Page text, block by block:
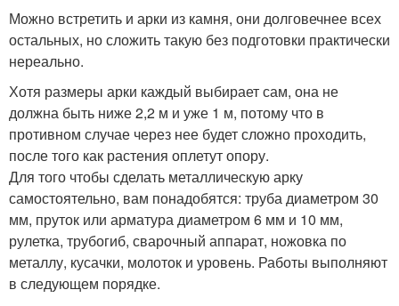
Можно встретить и арки из камня, они долговечнее всех
остальных, но сложить такую без подготовки практически
нереально.
Хотя размеры арки каждый выбирает сам, она не
должна быть ниже 2,2 м и уже 1 м, потому что в
противном случае через нее будет сложно проходить,
после того как растения оплетут опору.
Для того чтобы сделать металлическую арку
самостоятельно, вам понадобятся: труба диаметром 30
мм, пруток или арматура диаметром 6 мм и 10 мм,
рулетка, трубогиб, сварочный аппарат, ножовка по
металлу, кусачки, молоток и уровень. Работы выполняют
в следующем порядке.